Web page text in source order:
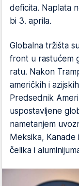
deficita. Naplata
bi 3. aprila.
Globalna tržišta
front u rastućem
ratu. Nakon
američkih i
Predsednik
uspostavljene
nametanjem
Meksika, Kanade
čelika i